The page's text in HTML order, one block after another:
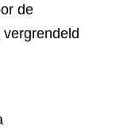
de